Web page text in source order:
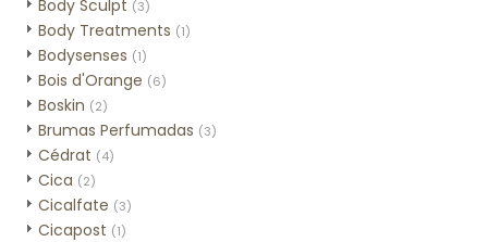
Body Sculpt (3)
Body Treatments (1)
Bodysenses (1)
Bois d'Orange (6)
Boskin (2)
Brumas Perfumadas (3)
Cédrat (4)
Cica (2)
Cicalfate (3)
Cicapost (1)